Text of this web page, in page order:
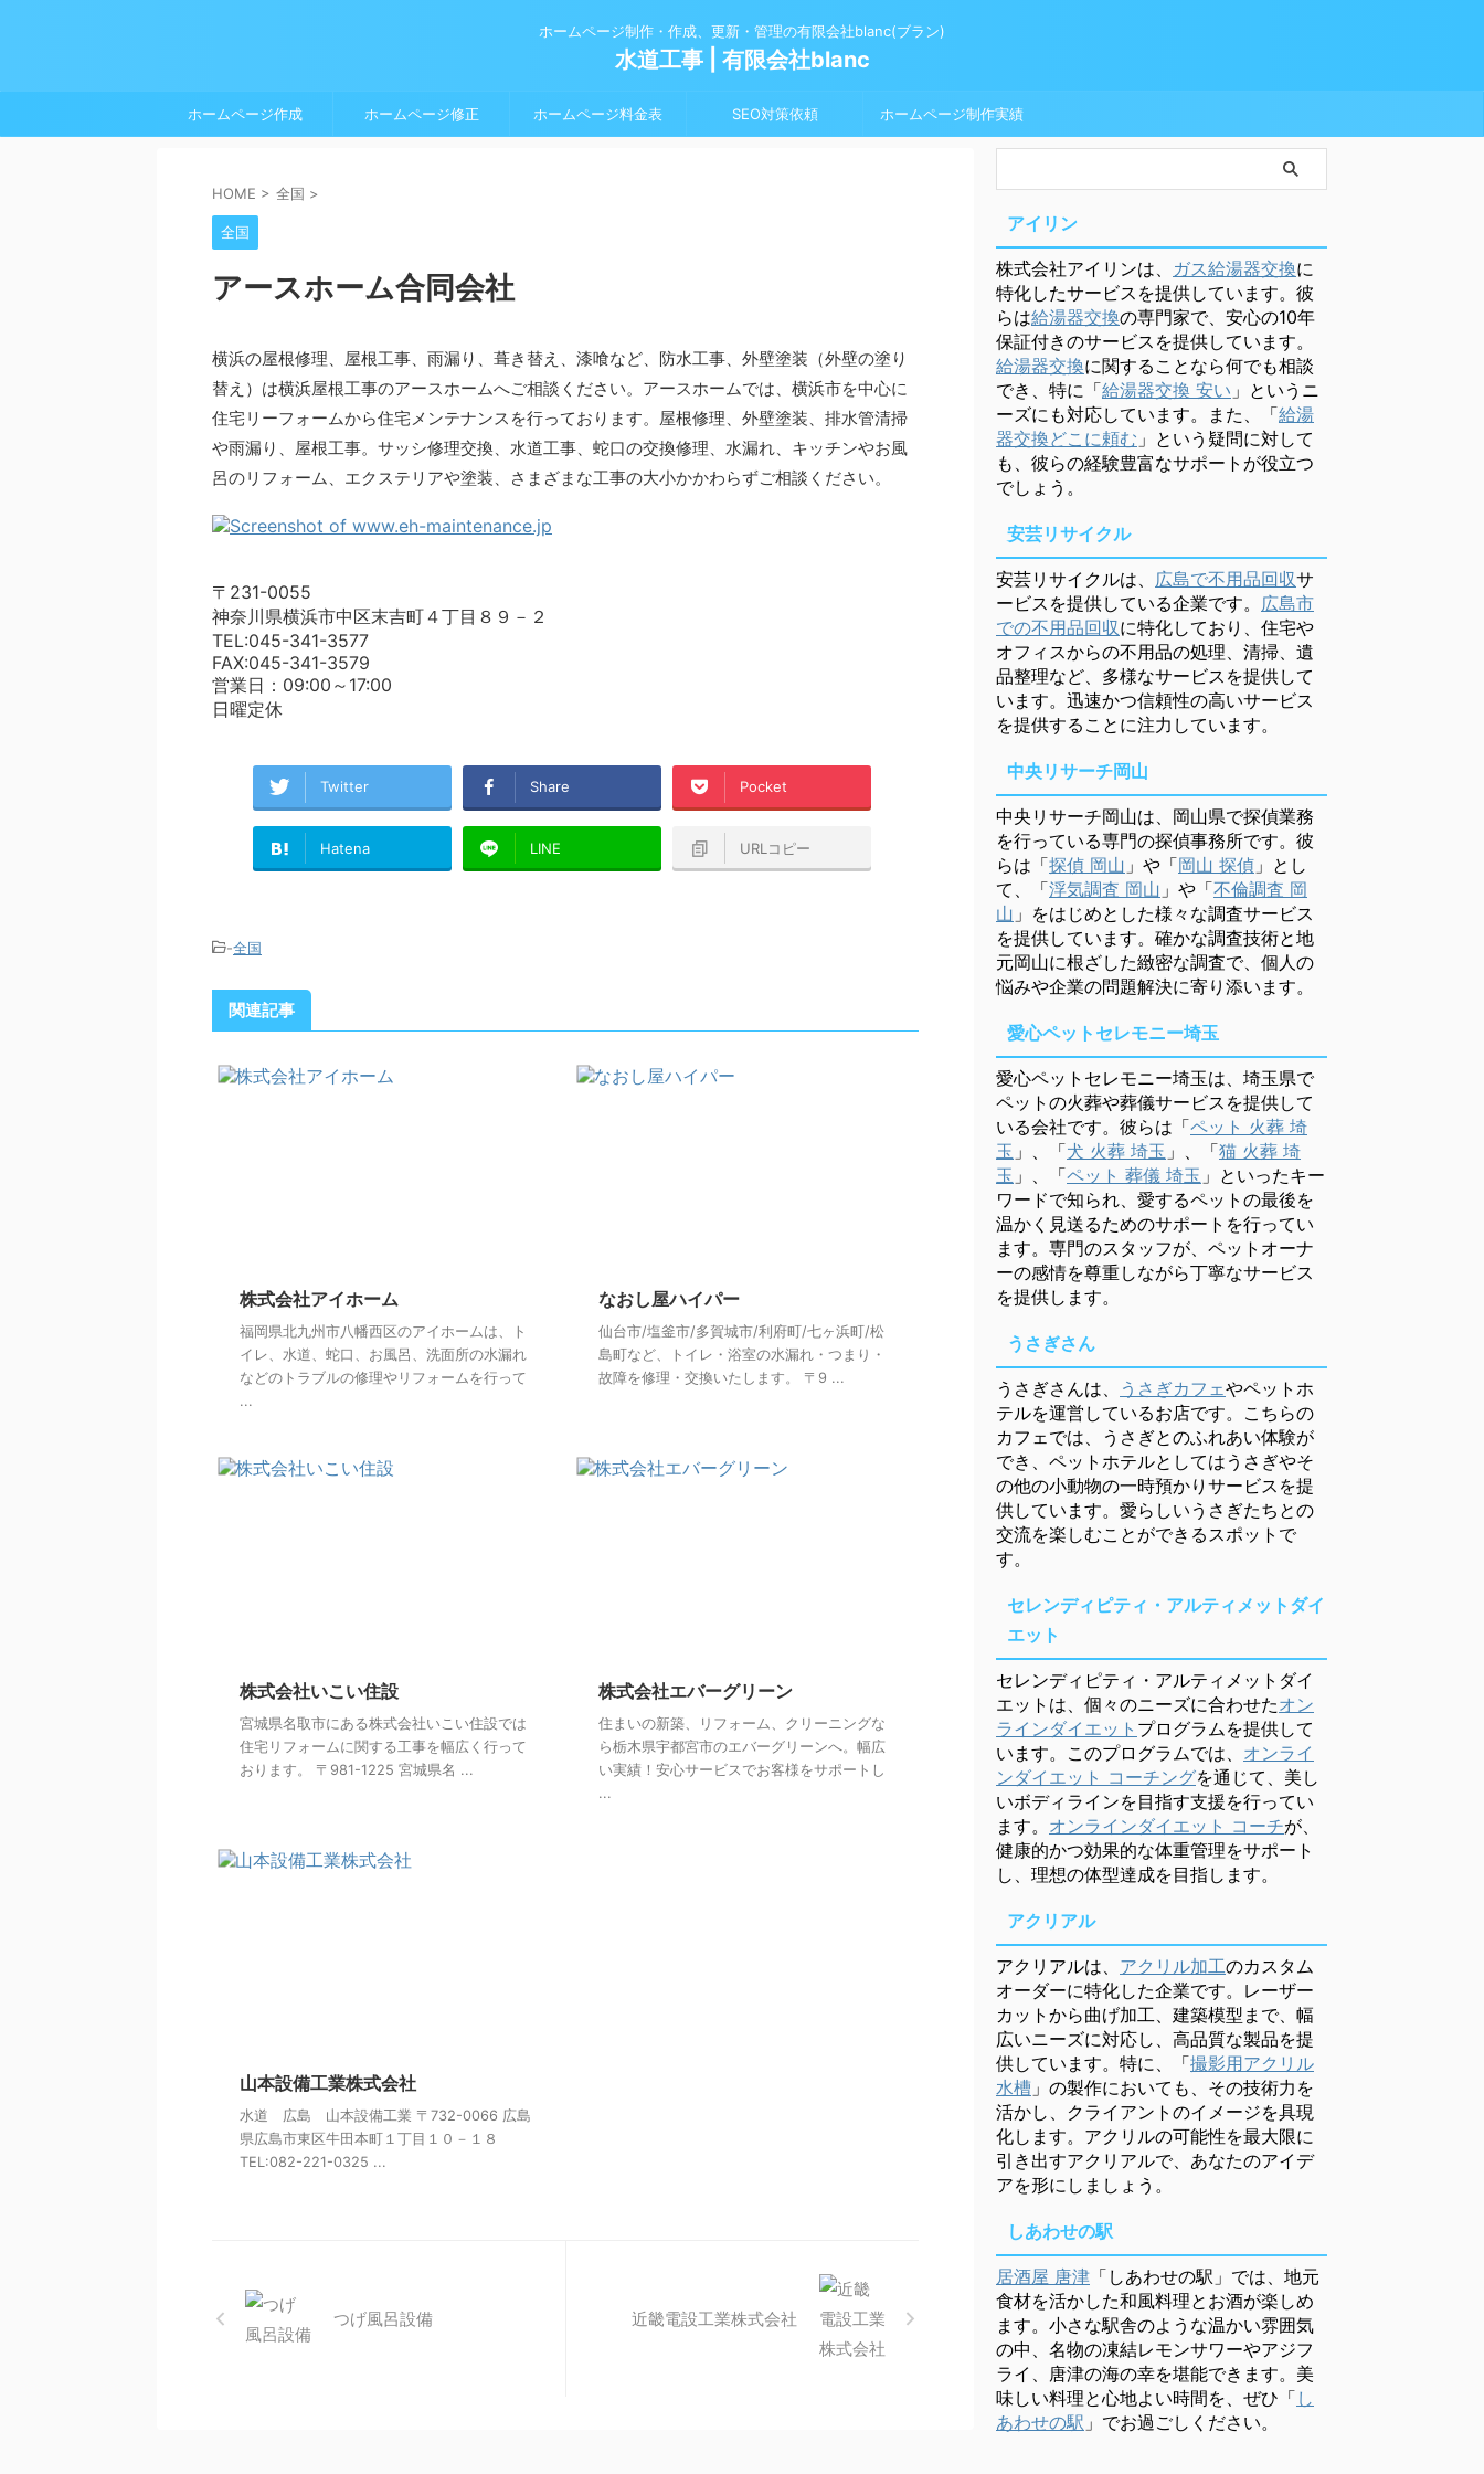
ホームページ制作・作成、更新・管理の有限会社blanc(ブラン)
水道工事 | 有限会社blanc
ホームページ作成 ホームページ修正 ホームページ料金表 SEO対策依頼 ホームページ制作実績
HOME > 全国 >
全国
アースホーム合同会社
横浜の屋根修理、屋根工事、雨漏り、葺き替え、漆喰など、防水工事、外壁塗装（外壁の塗り
替え）は横浜屋根工事のアースホームへご相談ください。アースホームでは、横浜市を中心に
住宅リーフォームから住宅メンテナンスを行っております。屋根修理、外壁塗装、排水管清掃
や雨漏り、屋根工事。サッシ修理交換、水道工事、蛇口の交換修理、水漏れ、キッチンやお風
呂のリフォーム、エクステリアや塗装、さまざまな工事の大小かかわらずご相談ください。
〒231-0055
神奈川県横浜市中区末吉町４丁目８９－２
TEL:045-341-3577
FAX:045-341-3579
営業日：09:00～17:00
日曜定休
Twitter Share Pocket
Hatena LINE URLコピー
-全国
関連記事
株式会社アイホーム
福岡県北九州市八幡西区のアイホームは、ト
イレ、水道、蛇口、お風呂、洗面所の水漏れ
などのトラブルの修理やリフォームを行って
...
なおし屋ハイパー
仙台市/塩釜市/多賀城市/利府町/七ヶ浜町/松
島町など、トイレ・浴室の水漏れ・つまり・
故障を修理・交換いたします。 〒9 ...
株式会社いこい住設
宮城県名取市にある株式会社いこい住設では
住宅リフォームに関する工事を幅広く行って
おります。 〒981-1225 宮城県名 ...
株式会社エバーグリーン
住まいの新築、リフォーム、クリーニングな
ら栃木県宇都宮市のエバーグリーンへ。幅広
い実績！安心サービスでお客様をサポートし
...
山本設備工業株式会社
水道 広島 山本設備工業 〒732-0066 広島
県広島市東区牛田本町１丁目１０－１８
TEL:082-221-0325 ...
つげ風呂設備 近畿電設工業株式会社
アイリン
株式会社アイリンは、 ガス給湯器交換に
特化したサービスを提供しています。彼
らは給湯器交換の専門家で、安心の10年
保証付きのサービスを提供しています。
給湯器交換に関することなら何でも相談
でき、特に「給湯器交換 安い 」というニ
ーズにも対応しています。また、「給湯
器交換どこに頼む 」という疑問に対して
も、彼らの経験豊富なサポートが役立つ
でしょう。
安芸リサイクル
安芸リサイクルは、 広島で不用品回収サ
ービスを提供している企業です。 広島市
での不用品回収に特化しており、住宅や
オフィスからの不用品の処理、清掃、遺
品整理など、多様なサービスを提供して
います。迅速かつ信頼性の高いサービス
を提供することに注力しています。
中央リサーチ岡山
中央リサーチ岡山は、岡山県で探偵業務
を行っている専門の探偵事務所です。彼
らは「探偵 岡山 」や「岡山 探偵 」とし
て、「浮気調査 岡山 」や「不倫調査 岡
山 」をはじめとした様々な調査サービス
を提供しています。確かな調査技術と地
元岡山に根ざした緻密な調査で、個人の
悩みや企業の問題解決に寄り添います。
愛心ペットセレモニー埼玉
愛心ペットセレモニー埼玉は、埼玉県で
ペットの火葬や葬儀サービスを提供して
いる会社です。彼らは「ペット 火葬 埼
玉 」、「犬 火葬 埼玉 」、「猫 火葬 埼
玉 」、「ペット 葬儀 埼玉 」といったキー
ワードで知られ、愛するペットの最後を
温かく見送るためのサポートを行ってい
ます。専門のスタッフが、ペットオーナ
ーの感情を尊重しながら丁寧なサービス
を提供します。
うさぎさん
うさぎさんは、 うさぎカフェやペットホ
テルを運営しているお店です。こちらの
カフェでは、うさぎとのふれあい体験が
でき、ペットホテルとしてはうさぎやそ
の他の小動物の一時預かりサービスを提
供しています。愛らしいうさぎたちとの
交流を楽しむことができるスポットで
す。
セレンディピティ・アルティメットダイ
エット
セレンディピティ・アルティメットダイ
エットは、個々のニーズに合わせたオン
ラインダイエット プログラムを提供して
います。このプログラムでは、 オンライ
ンダイエット コーチングを通じて、美し
いボディラインを目指す支援を行ってい
ます。 オンラインダイエット コーチが、
健康的かつ効果的な体重管理をサポート
し、理想の体型達成を目指します。
アクリアル
アクリアルは、 アクリル加工のカスタム
オーダーに特化した企業です。レーザー
カットから曲げ加工、建築模型まで、幅
広いニーズに対応し、高品質な製品を提
供しています。特に、「撮影用アクリル
水槽 」の製作においても、その技術力を
活かし、クライアントのイメージを具現
化します。アクリルの可能性を最大限に
引き出すアクリアルで、あなたのアイデ
アを形にしましょう。
しあわせの駅
居酒屋 唐津 「しあわせの駅」では、地元
食材を活かした和風料理とお酒が楽しめ
ます。小さな駅舎のような温かい雰囲気
の中、名物の凍結レモンサワーやアジフ
ライ、唐津の海の幸を堪能できます。美
味しい料理と心地よい時間を、ぜひ「 し
あわせの駅 」でお過ごしください。